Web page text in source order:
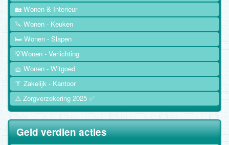
🏡 Wonen & Interieur
🔪 Wonen - Keuken
🛏️ Wonen - Slapen
💡Wonen - Verlichting
🧺 Wonen - Witgoed
👔 Zakelijk - Kantoor
⚠️ Zorgverzekering 2025 ✅
Geld verdien acties